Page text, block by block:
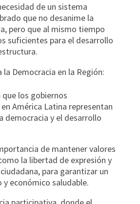
de un sistema
que no desanime la
pero que al mismo tiempo
suficientes para el desarrollo
la Democracia en la Región:
que los gobiernos
América Latina representan
democracia y el desarrollo
de mantener valores
la libertad de expresión y
para garantizar un
económico saludable.